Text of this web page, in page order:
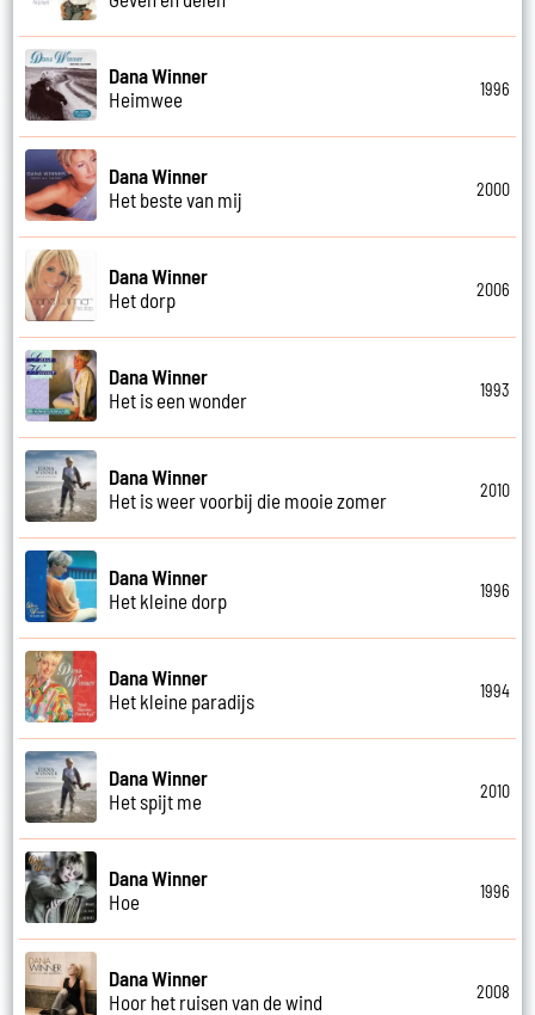
Dana Winner
Heimwee
1996
Dana Winner
Het beste van mij
2000
Dana Winner
Het dorp
2006
Dana Winner
Het is een wonder
1993
Dana Winner
Het is weer voorbij die mooie zomer
2010
Dana Winner
Het kleine dorp
1996
Dana Winner
Het kleine paradijs
1994
Dana Winner
Het spijt me
2010
Dana Winner
Hoe
1996
Dana Winner
Hoor het ruisen van de wind
2008